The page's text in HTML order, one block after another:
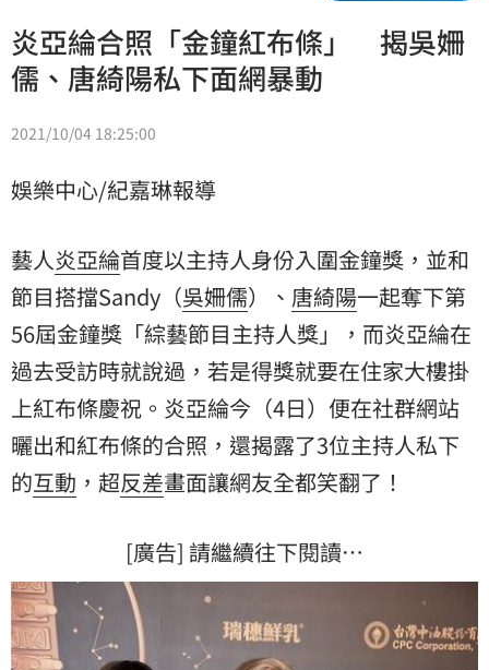
炎亞綸合照「金鐘紅布條」 揭吳姍
儒、唐綺陽私下面網暴動
2021/10/04 18:25:00
娛樂中心/紀嘉琳報導
藝人炎亞綸首度以主持人身份入圍金鐘獎，並和
節目搭擋Sandy（吳姍儒）、 唐綺陽一起奪下第
56屆金鐘獎「綜藝節目主持人獎」，而炎亞綸在
過去受訪時就說過，若是得獎就要在住家大樓掛
上紅布條慶祝。炎亞綸今（4日）便在社群網站
曬出和紅布條的合照，還揭露了3位主持人私下
的互動 ，超反差畫面讓網友全都笑翻了！
[廣告] 請繼續往下閱讀…